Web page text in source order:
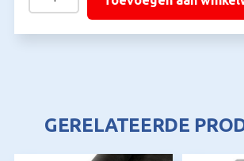
voor
stuk)GERELATEERDE